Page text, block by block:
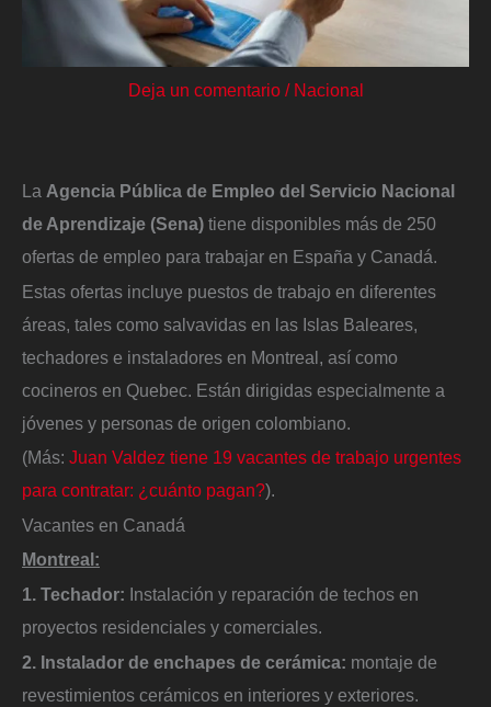
Deja un comentario / Nacional
La Agencia Pública de Empleo del Servicio Nacional
de Aprendizaje (Sena) tiene disponibles más de 250
ofertas de empleo para trabajar en España y Canadá.
Estas ofertas incluye puestos de trabajo en diferentes
áreas, tales como salvavidas en las Islas Baleares,
techadores e instaladores en Montreal, así como
cocineros en Quebec. Están dirigidas especialmente a
jóvenes y personas de origen colombiano.
(Más: Juan Valdez tiene 19 vacantes de trabajo urgentes
para contratar: ¿cuánto pagan?).
Vacantes en Canadá
Montreal:
1. Techador: Instalación y reparación de techos en
proyectos residenciales y comerciales.
2. Instalador de enchapes de cerámica: montaje de
revestimientos cerámicos en interiores y exteriores.